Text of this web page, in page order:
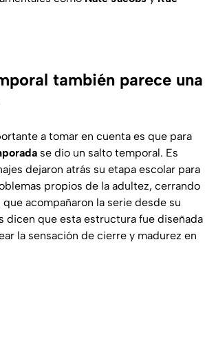
también parece una
a tomar en cuenta es que para
se dio un salto temporal. Es
dejaron atrás su etapa escolar para
propios de la adultez, cerrando
acompañaron la serie desde su
dicen que esta estructura fue diseñada
la sensación de cierre y madurez en